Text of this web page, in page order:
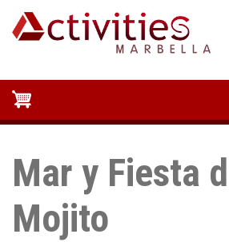
Pasar
Mar y Fiesta
Mojito